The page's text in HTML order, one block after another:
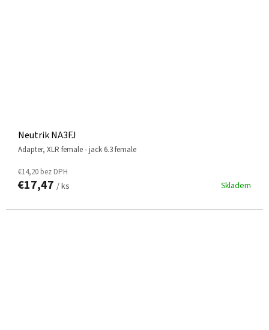
Neutrik NA3FJ
adapter, XLR female - jack 6.3 female
Skladem
€14,20 bez DPH
€17,47 / ks